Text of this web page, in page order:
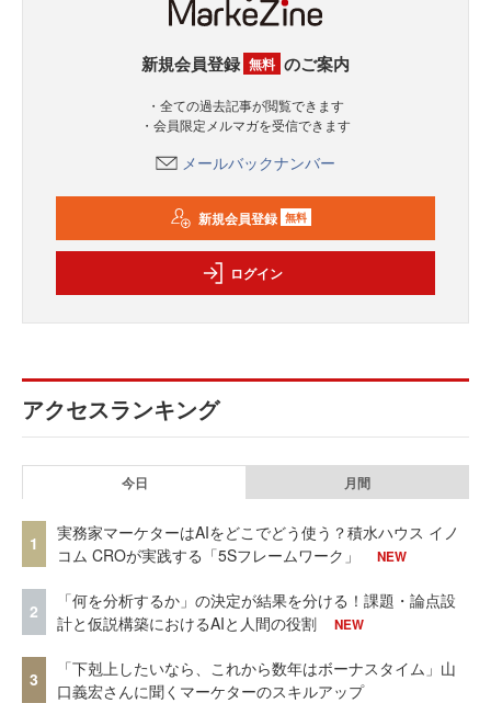
新規会員登録 無料 のご案内
・全ての過去記事が閲覧できます
・会員限定メルマガを受信できます
メールバックナンバー
新規会員登録 無料
ログイン
アクセスランキング
今日 月間
1
実務家マーケターはAIをどこでどう使う？積水ハウス イノ
コム CROが実践する「5Sフレームワーク」
NEW
2
「何を分析するか」の決定が結果を分ける！課題・論点設
計と仮説構築におけるAIと人間の役割
NEW
3
「下剋上したいなら、これから数年はボーナスタイム」山
口義宏さんに聞くマーケターのスキルアップ